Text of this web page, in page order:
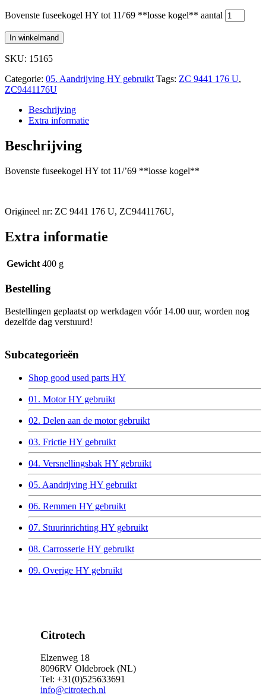
Bovenste fuseekogel HY tot 11/'69 **losse kogel** aantal
In winkelmand
SKU: 15165
Categorie: 05. Aandrijving HY gebruikt Tags: ZC 9441 176 U,
ZC9441176U
Beschrijving
Extra informatie
Beschrijving
Bovenste fuseekogel HY tot 11/’69 **losse kogel**
Origineel nr: ZC 9441 176 U, ZC9441176U,
Extra informatie
Gewicht 400 g
Bestelling
Bestellingen geplaatst op werkdagen vóór 14.00 uur, worden nog
dezelfde dag verstuurd!
Subcategorieën
Shop good used parts HY
01. Motor HY gebruikt
02. Delen aan de motor gebruikt
03. Frictie HY gebruikt
04. Versnellingsbak HY gebruikt
05. Aandrijving HY gebruikt
06. Remmen HY gebruikt
07. Stuurinrichting HY gebruikt
08. Carrosserie HY gebruikt
09. Overige HY gebruikt
Citrotech
Elzenweg 18
8096RV Oldebroek (NL)
Tel: +31(0)525633691
info@citrotech.nl